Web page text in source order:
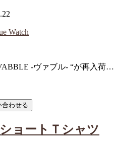
Watch
-ヴァブル- “が再入荷…
ョートＴシャツ